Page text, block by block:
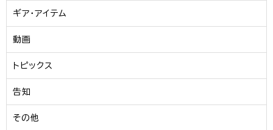
ギア・アイテム
動画
トピックス
告知
その他